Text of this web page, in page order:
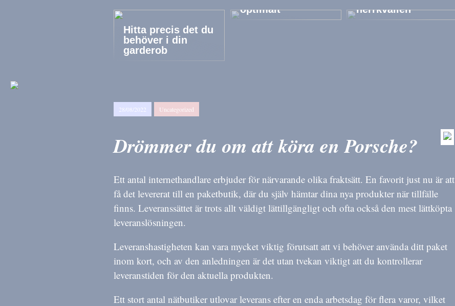
Hitta precis det du
behöver i din
garderob
optimalt
herrkvällen
28/08/2022 Uncategorized
Drömmer du om att köra en Porsche?
Ett antal internethandlare erbjuder för närvarande olika fraktsätt. En favorit just nu är att
få det levererat till en paketbutik, där du själv hämtar dina nya produkter när tillfälle
finns. Leveranssättet är trots allt väldigt lättillgängligt och ofta också den mest lättköpta
leveranslösningen.
Leveranshastigheten kan vara mycket viktig förutsatt att vi behöver använda ditt paket
inom kort, och av den anledningen är det utan tvekan viktigt att du kontrollerar
leveranstiden för den aktuella produkten.
Ett stort antal nätbutiker utlovar leverans efter en enda arbetsdag för flera varor, vilket